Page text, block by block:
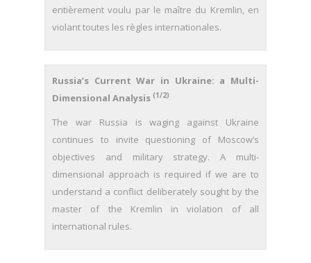
entièrement voulu par le maître du Kremlin, en
violant toutes les règles internationales.
Russia’s Current War in Ukraine: a Multi-
Dimensional Analysis (1/2)
The war Russia is waging against Ukraine
continues to invite questioning of Moscow’s
objectives and military strategy. A multi-
dimensional approach is required if we are to
understand a conflict deliberately sought by the
master of the Kremlin in violation of all
international rules.